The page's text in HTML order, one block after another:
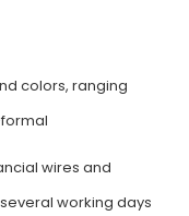
colors, ranging
wires and
working days